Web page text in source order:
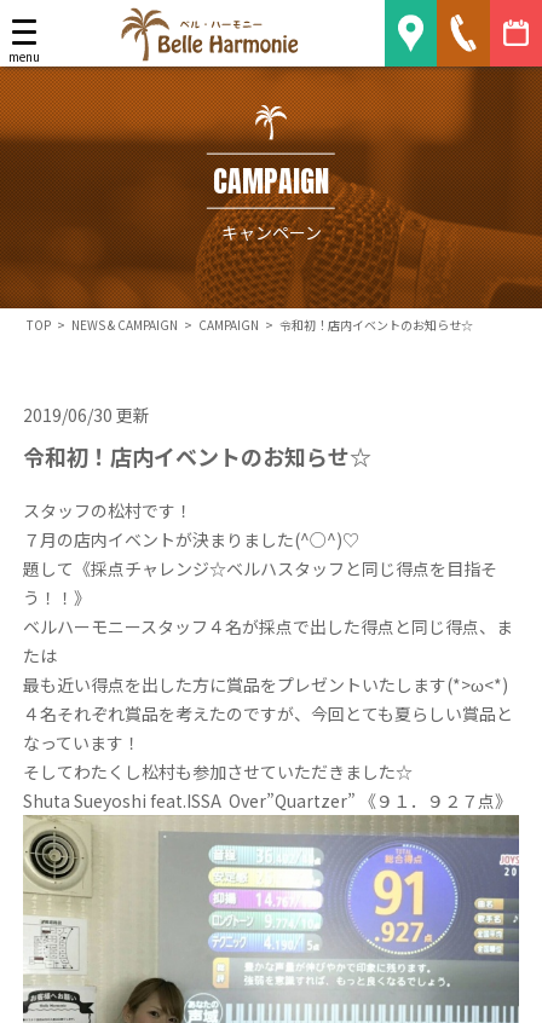
menu
CAMPAIGN
キャンペーン
TOP > NEWS & CAMPAIGN > CAMPAIGN > 令和初！店内イベントのお知らせ☆
2019/06/30 更新
令和初！店内イベントのお知らせ☆
スタッフの松村です！
７月の店内イベントが決まりました(^○^)♡
題して《採点チャレンジ☆ベルハスタッフと同じ得点を目指そ
う！！》
ベルハーモニースタッフ４名が採点で出した得点と同じ得点、ま
たは
最も近い得点を出した方に賞品をプレゼントいたします(*>ω<*)
４名それぞれ賞品を考えたのですが、今回とても夏らしい賞品と
なっています！
そしてわたくし松村も参加させていただきました☆
Shuta Sueyoshi feat.ISSA Over”Quartzer” 《９１．９２７点》